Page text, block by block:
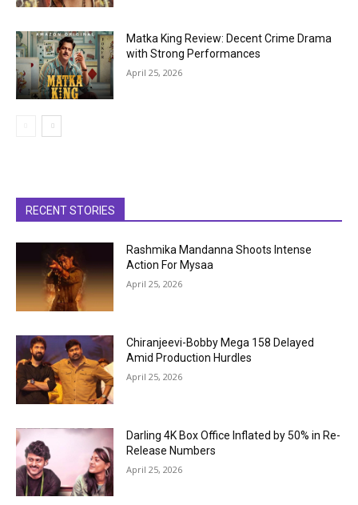
Matka King Review: Decent Crime Drama
with Strong Performances
April 25, 2026
RECENT STORIES
Rashmika Mandanna Shoots Intense
Action For Mysaa
April 25, 2026
Chiranjeevi-Bobby Mega 158 Delayed
Amid Production Hurdles
April 25, 2026
Darling 4K Box Office Inflated by 50% in Re-
Release Numbers
April 25, 2026